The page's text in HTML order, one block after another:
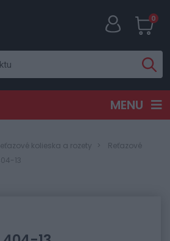
0
MENU
kolieska a rozety
Reťazové
13